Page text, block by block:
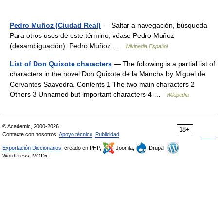
Pedro Muñoz (Ciudad Real) — Saltar a navegación, búsqueda
Para otros usos de este término, véase Pedro Muñoz
(desambiguación). Pedro Muñoz …
Wikipedia Español
List of Don Quixote characters — The following is a partial list of
characters in the novel Don Quixote de la Mancha by Miguel de
Cervantes Saavedra. Contents 1 The two main characters 2
Others 3 Unnamed but important characters 4 …
Wikipedia
18+
© Academic, 2000-2026
Contacte con nosotros: Apoyo técnico Publicidad
Exportación Diccionarios , creado en PHP, Joomla,
Drupal,
WordPress, MODx.